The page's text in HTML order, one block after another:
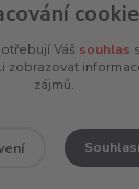
Váš souhlas
zobrazovat
zájmů.